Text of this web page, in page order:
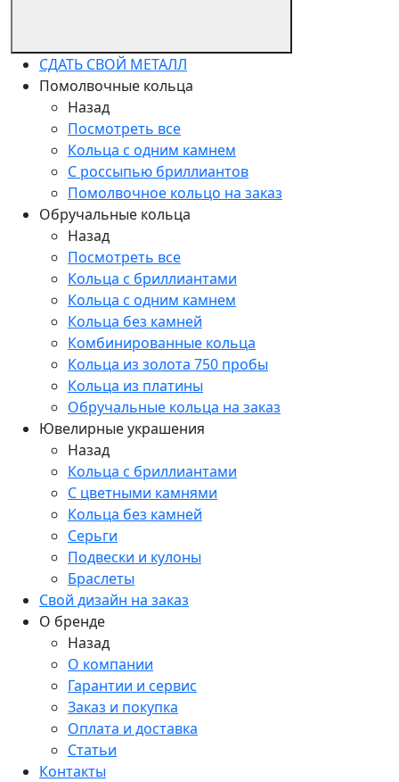
СДАТЬ СВОЙ МЕТАЛЛ
Помолвочные кольца
Назад
Посмотреть все
Кольца с одним камнем
С россыпью бриллиантов
Помолвочное кольцо на заказ
Обручальные кольца
Назад
Посмотреть все
Кольца с бриллиантами
Кольца с одним камнем
Кольца без камней
Комбинированные кольца
Кольца из золота 750 пробы
Кольца из платины
Обручальные кольца на заказ
Ювелирные украшения
Назад
Кольца с бриллиантами
С цветными камнями
Кольца без камней
Серьги
Подвески и кулоны
Браслеты
Свой дизайн на заказ
О бренде
Назад
О компании
Гарантии и сервис
Заказ и покупка
Оплата и доставка
Статьи
Контакты